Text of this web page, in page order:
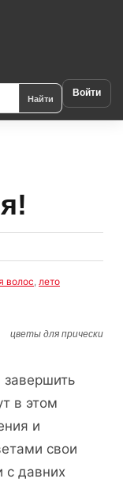
Найти Войти
волос,лето
цветы для прически
завершить
в этом
и
свои
с давних